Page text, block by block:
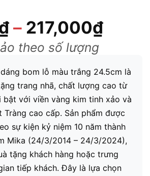
– 217,000₫
theo số lượng
bom lỗ màu trắng 24.5cm là
trang nhã, chất lượng cao từ
bật với viền vàng kim tinh xảo và
Tràng cao cấp. Sản phẩm được
sự kiện kỷ niệm 10 năm thành
Mika (24/3/2014 – 24/3/2024),
tặng khách hàng hoặc trưng
tiếp khách. Đây là lựa chọn